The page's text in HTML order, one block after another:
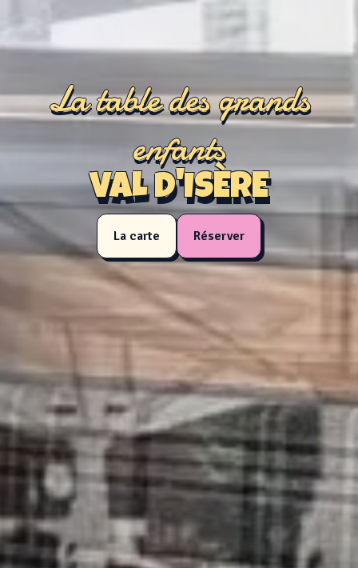
La table des grands
enfants
VAL D'ISÈRE
La carte Réserver